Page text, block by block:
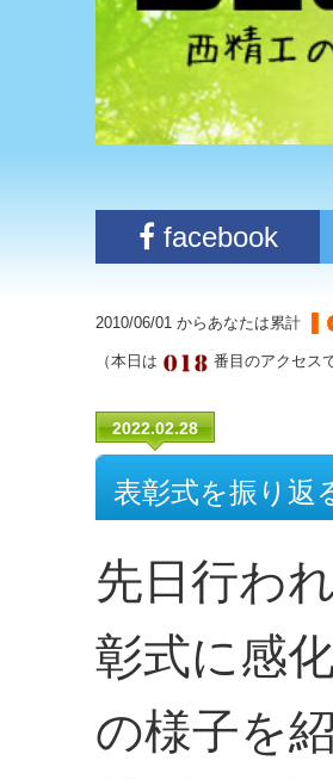
facebook
2010/06/01 からあなたは累計
（本日は 番目のアクセス
2022.02.28
表彰式を振り返
先日行わ
彰式に感
の様子を